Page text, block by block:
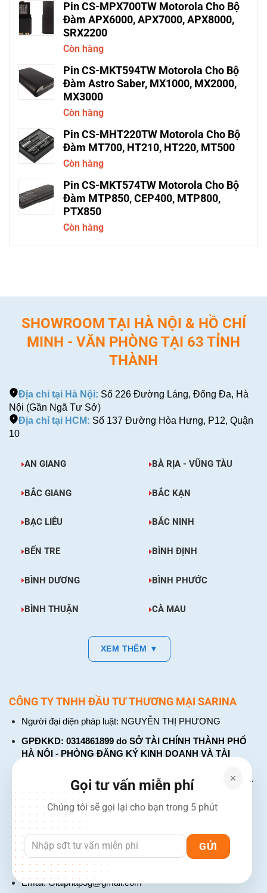
Pin CS-MPX700TW Motorola Cho Bộ
Đàm APX6000, APX7000, APX8000,
SRX2200
Còn hàng
Pin CS-MKT594TW Motorola Cho Bộ
Đàm Astro Saber, MX1000, MX2000,
MX3000
Còn hàng
Pin CS-MHT220TW Motorola Cho Bộ
Đàm MT700, HT210, HT220, MT500
Còn hàng
Pin CS-MKT574TW Motorola Cho Bộ
Đàm MTP850, CEP400, MTP800,
PTX850
Còn hàng
SHOWROOM TẠI HÀ NỘI & HỒ CHÍ
MINH - VĂN PHÒNG TẠI 63 TỈNH
THÀNH
Địa chỉ tại Hà Nội: Số 226 Đường Láng, Đống Đa, Hà
Nội (Gần Ngã Tư Sở)
Địa chỉ tại HCM: Số 137 Đường Hòa Hưng, P12, Quận
10
AN GIANG BÀ RỊA - VŨNG TÀU
BẮC GIANG BẮC KẠN
BẠC LIÊU BẮC NINH
BẾN TRE BÌNH ĐỊNH
BÌNH DƯƠNG BÌNH PHƯỚC
BÌNH THUẬN CÀ MAU
XEM THÊM ▼
CÔNG TY TNHH ĐẦU TƯ THƯƠNG MẠI SARINA
Người đại diện pháp luật: NGUYỄN THỊ PHƯƠNG
GPĐKKD: 0314861899 do SỞ TÀI CHÍNH THÀNH PHỐ
HÀ NỘI - PHÒNG ĐĂNG KÝ KINH DOANH VÀ TÀI
CHÍNH DOANH NGHIỆP cấp. Đăng ký lần đầu: ngày 26
tháng 01 năm 2018. Đăng ký thay đổi lần thứ: 4, ngày 31
tháng 03 năm 2026
226 Đường Láng, Đống Đa, Hà Nội
137 Đường Hòa Hưng, Phường 12, Quận 10, TP. Hồ Chí
Minh
Hotline: 1900 2106 - 0386 001 001
Email:Giaiphap3g@gmail.com
Gọi tư vấn miễn phí
Chúng tôi sẽ gọi lại cho bạn trong 5 phút